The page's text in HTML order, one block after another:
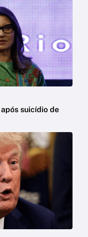
suicídio de